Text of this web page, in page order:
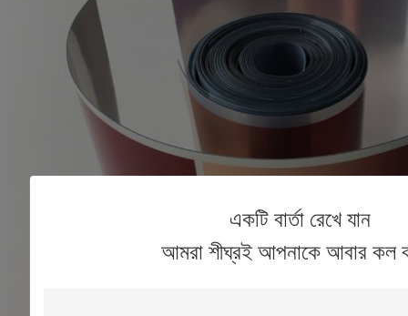
একটি বার্তা রেখে যান
আমরা শীঘ্রই আপনাকে আবার কল